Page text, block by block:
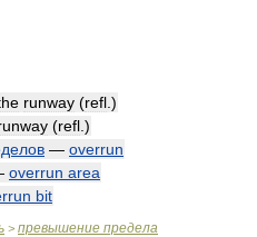
runway (refl .)
(refl .)
— overrun
overrun area
bit
> превышение предела